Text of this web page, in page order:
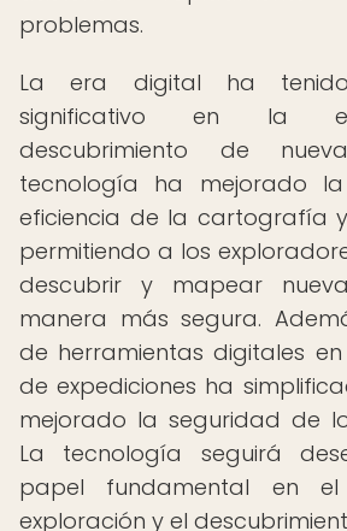
problemas.
La era digital ha
significativo en la
descubrimiento de
tecnología ha mejorado
eficiencia de la cartografía
permitiendo a los
descubrir y mapear
manera más segura.
de herramientas digitales
de expediciones ha
mejorado la seguridad de
La tecnología seguirá
papel fundamental en
exploración y el